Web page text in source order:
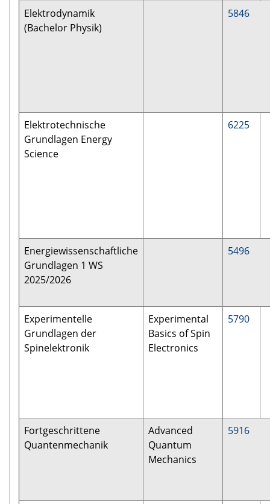
Elektrodynamik
(Bachelor Physik)
5846
Elektrotechnische
Grundlagen Energy
Science
6225
Energiewissenschaftliche
Grundlagen 1 WS
2025/2026
5496
Experimentelle
Grundlagen der
Spinelektronik
Experimental
Basics of Spin
Electronics
5790
Fortgeschrittene
Quantenmechanik
Advanced
Quantum
Mechanics
5916